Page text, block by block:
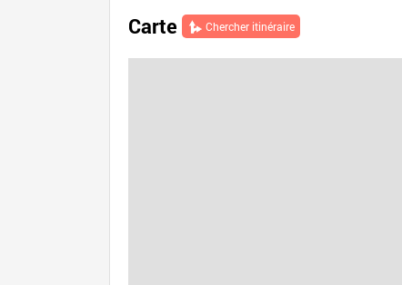
Carte Chercher itinéraire